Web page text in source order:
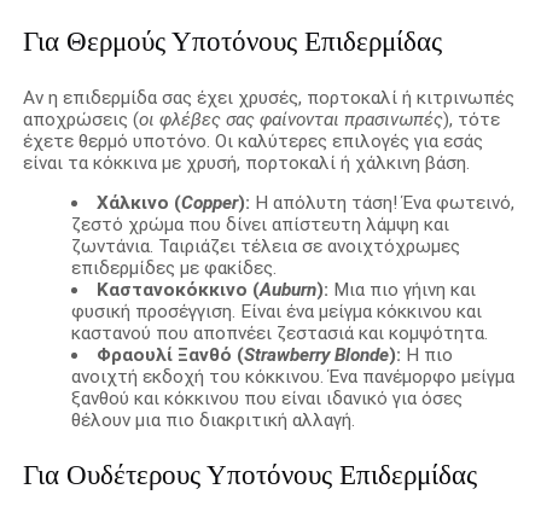
Για Θερμούς Υποτόνους Επιδερμίδας
Αν η επιδερμίδα σας έχει χρυσές, πορτοκαλί ή κιτρινωπές
αποχρώσεις (οι φλέβες σας φαίνονται πρασινωπές), τότε
έχετε θερμό υποτόνο. Οι καλύτερες επιλογές για εσάς
είναι τα κόκκινα με χρυσή, πορτοκαλί ή χάλκινη βάση.
Χάλκινο (Copper): Η απόλυτη τάση! Ένα φωτεινό,
ζεστό χρώμα που δίνει απίστευτη λάμψη και
ζωντάνια. Ταιριάζει τέλεια σε ανοιχτόχρωμες
επιδερμίδες με φακίδες.
Καστανοκόκκινο (Auburn): Μια πιο γήινη και
φυσική προσέγγιση. Είναι ένα μείγμα κόκκινου και
καστανού που αποπνέει ζεστασιά και κομψότητα.
Φραουλί Ξανθό (Strawberry Blonde): Η πιο
ανοιχτή εκδοχή του κόκκινου. Ένα πανέμορφο μείγμα
ξανθού και κόκκινου που είναι ιδανικό για όσες
θέλουν μια πιο διακριτική αλλαγή.
Για Ουδέτερους Υποτόνους Επιδερμίδας